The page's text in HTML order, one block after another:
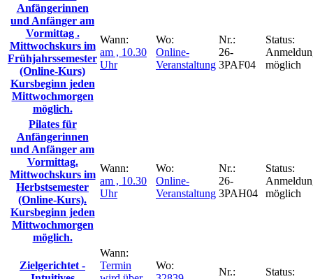
Anfängerinnen
und Anfänger am
Vormittag .
Mittwochskurs im
Frühjahrssemester
(Online-Kurs)
Kursbeginn jeden
Mittwochmorgen
möglich.
Wann:
am , 10.30
Uhr
Wo:
Online-
Veranstaltung
Nr.:
26-
3PAF04
Status:
möglich
Pilates für
Anfängerinnen
und Anfänger am
Vormittag.
Mittwochskurs im
Herbstsemester
(Online-Kurs).
Kursbeginn jeden
Mittwochmorgen
möglich.
Wann:
am , 10.30
Uhr
Wo:
Online-
Veranstaltung
Nr.:
26-
3PAH04
Status:
möglich
Zielgerichtet -
Wann:
Termin
Wo:
Nr.:
Status: